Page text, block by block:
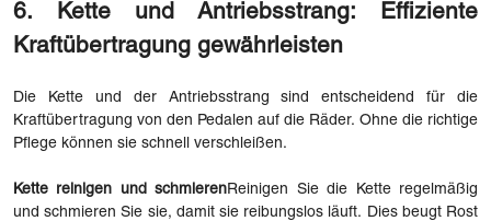
6. Kette und Antriebsstrang: Effiziente
Kraftübertragung gewährleisten
Die Kette und der Antriebsstrang sind entscheidend für die
Kraftübertragung von den Pedalen auf die Räder. Ohne die richtige
Pflege können sie schnell verschleißen.
Kette reinigen und schmierenReinigen Sie die Kette regelmäßig
und schmieren Sie sie, damit sie reibungslos läuft. Dies beugt Rost